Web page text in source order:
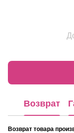
Возврат
Возврат товара